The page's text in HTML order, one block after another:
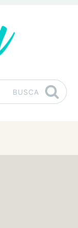
BUSCA